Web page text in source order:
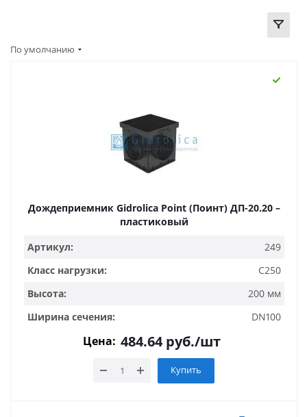
По умолчанию
Дождеприемник Gidrolica Point (Поинт) ДП-20.20 –
пластиковый
Артикул:
249
Класс нагрузки:
C250
Высота:
200 мм
Ширина сечения:
DN100
Цена: 484.64руб./шт
Купить